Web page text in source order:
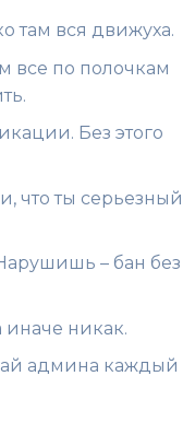
там вся движуха.
все по полочкам
Без этого
что ты серьезный
– бан без
иначе никак.
админа каждый